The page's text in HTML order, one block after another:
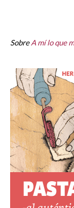
SobreA mí lo que